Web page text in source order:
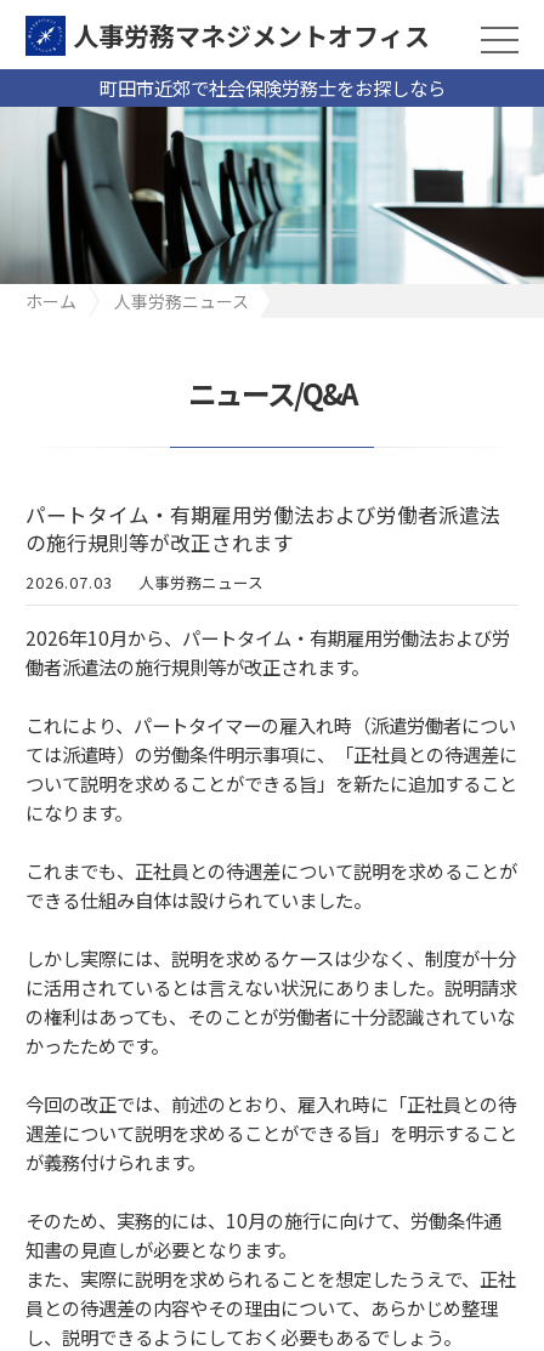
町田市近郊で社会保険労務士をお探しなら
人事労務マネジメントオフィス
ホーム
人事労務ニュース
ニュース/Q&A
パートタイム・有期雇用労働法および労働者派遣法
の施行規則等が改正されます
2026.07.03 人事労務ニュース
2026年10月から、パートタイム・有期雇用労働法および労
働者派遣法の施行規則等が改正されます。
これにより、パートタイマーの雇入れ時（派遣労働者につい
ては派遣時）の労働条件明示事項に、「正社員との待遇差に
ついて説明を求めることができる旨」を新たに追加すること
になります。
これまでも、正社員との待遇差について説明を求めることが
できる仕組み自体は設けられていました。
しかし実際には、説明を求めるケースは少なく、制度が十分
に活用されているとは言えない状況にありました。説明請求
の権利はあっても、そのことが労働者に十分認識されていな
かったためです。
今回の改正では、前述のとおり、雇入れ時に「正社員との待
遇差について説明を求めることができる旨」を明示すること
が義務付けられます。
そのため、実務的には、10月の施行に向けて、労働条件通
知書の見直しが必要となります。
また、実際に説明を求められることを想定したうえで、正社
員との待遇差の内容やその理由について、あらかじめ整理
し、説明できるようにしておく必要もあるでしょう。